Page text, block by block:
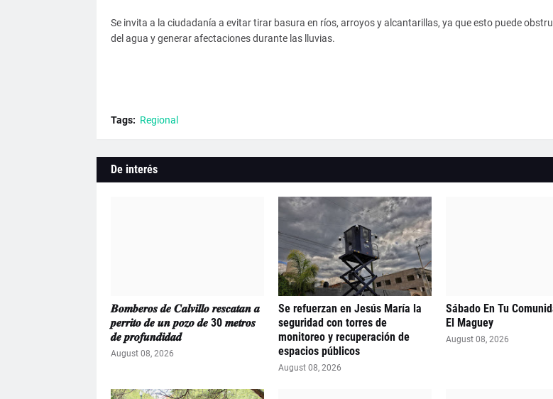
Se invita a la ciudadanía a evitar tirar basura en ríos, arroyos y alcantarillas, ya que esto puede
del agua y generar afectaciones durante las lluvias.
Tags: Regional
De interés
𝑩𝒐𝒎𝒃𝒆𝒓𝒐𝒔 𝒅𝒆 𝑪𝒂𝒍𝒗𝒊𝒍𝒍𝒐 𝒓𝒆𝒔𝒄𝒂𝒕𝒂𝒏 𝒂
𝒑𝒆𝒓𝒓𝒊𝒕𝒐 𝒅𝒆 𝒖𝒏 𝒑𝒐𝒛𝒐 𝒅𝒆 30 𝒎𝒆𝒕𝒓𝒐𝒔
𝒅𝒆 𝒑𝒓𝒐𝒇𝒖𝒏𝒅𝒊𝒅𝒂𝒅
August 08, 2026
Se refuerzan en Jesús María la
seguridad con torres de
monitoreo y recuperación de
espacios públicos
August 08, 2026
Sábado En Tu
El Maguey
August 08, 2026